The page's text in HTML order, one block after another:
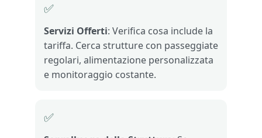
✅
Servizi Offerti: Verifica cosa include la
tariffa. Cerca strutture con passeggiate
regolari, alimentazione personalizzata
e monitoraggio costante.
✅